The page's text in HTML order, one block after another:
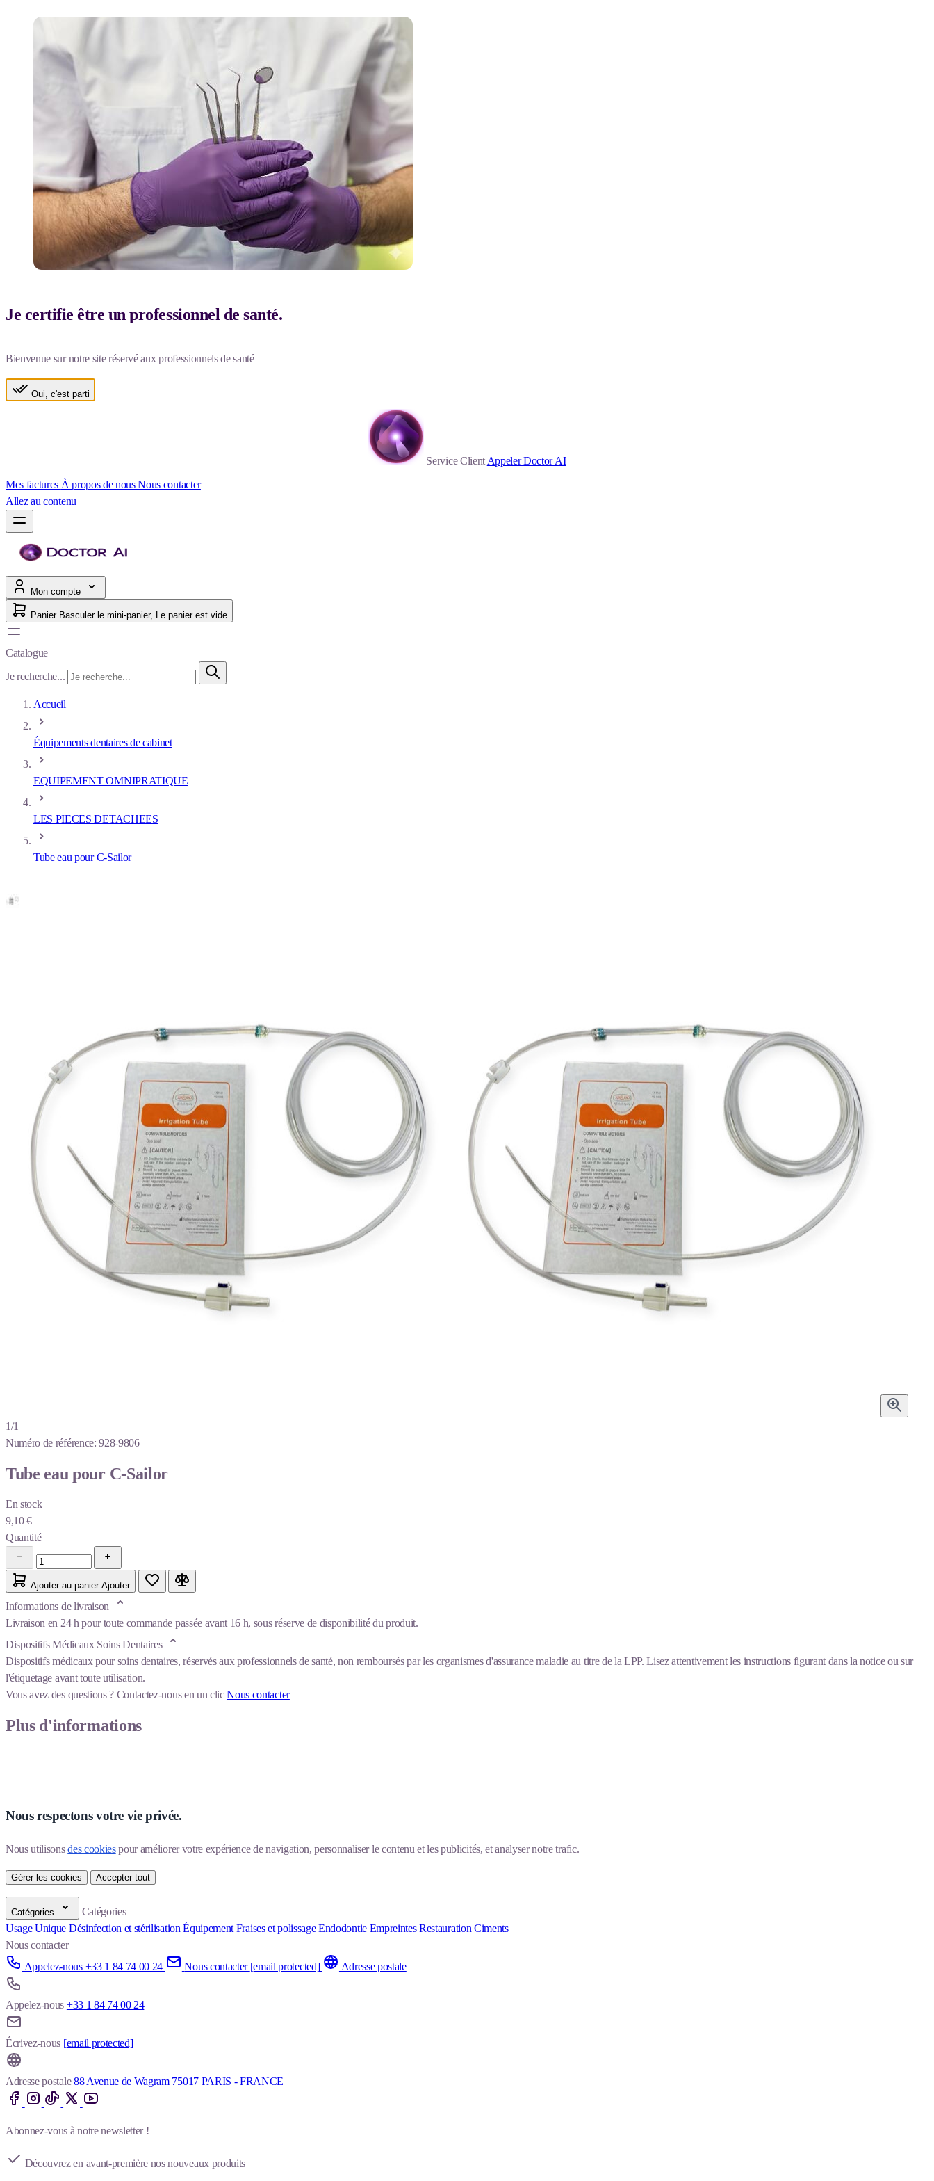
Je certifie être un professionnel de santé.
Bienvenue sur notre site réservé aux professionnels de santé
Oui, c'est parti
Service Client Appeler Doctor AI
Mes factures À propos de nousNous contacter
Allez au contenu
Mon compte
Panier Basculer le mini-panier, Le panier est vide
Catalogue
Je recherche...
Accueil
Équipements dentaires de cabinet
EQUIPEMENT OMNIPRATIQUE
LES PIECES DETACHEES
Tube eau pour C-Sailor
1/1
Numéro de référence: 928-9806
Tube eau pour C-Sailor
En stock
9,10 €
Quantité
Ajouter au panier Ajouter
Informations de livraison
Livraison en 24 h pour toute commande passée avant 16 h, sous réserve de disponibilité du produit.
Dispositifs Médicaux Soins Dentaires
Dispositifs médicaux pour soins dentaires, réservés aux professionnels de santé, non remboursés par les organismes d'assurance maladie au titre de la LPP. Lisez attentivement les instructions figurant dans la notice ou sur
l'étiquetage avant toute utilisation.
Vous avez des questions ? Contactez-nous en un clicNous contacter
Plus d'informations
Nous respectons votre vie privée.
Nous utilisons des cookies pour améliorer votre expérience de navigation, personnaliser le contenu et les publicités, et analyser notre trafic.
Gérer les cookies Accepter tout
Catégories
Catégories
Usage Unique Désinfection et stérilisation Équipement Fraises et polissage Endodontie Empreintes Restauration Ciments
Nous contacter
Appelez-nous +33 1 84 74 00 24
Nous contacter [email protected] Adresse postale
Appelez-nous +33 1 84 74 00 24
Écrivez-nous [email protected]
Adresse postale 88 Avenue de Wagram 75017 PARIS - FRANCE
Abonnez-vous à notre newsletter !
Découvrez en avant-première nos nouveaux produits